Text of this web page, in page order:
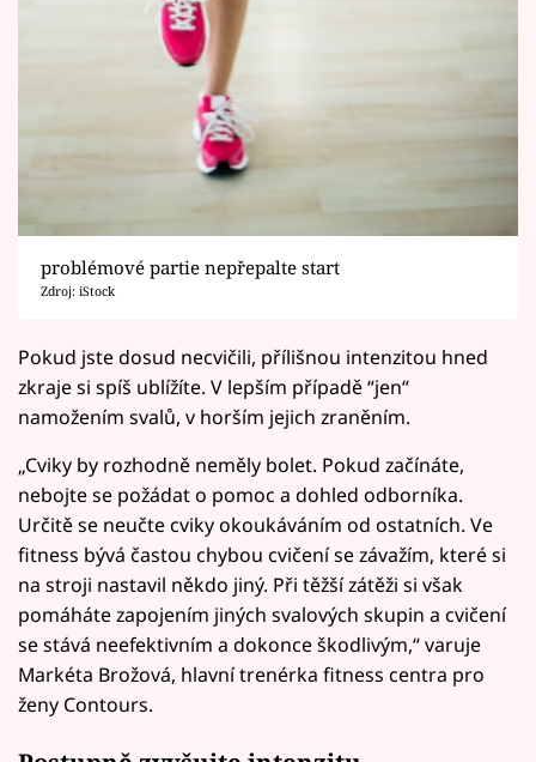
problémové partie nepřepalte start
Zdroj: iStock
Pokud jste dosud necvičili, přílišnou intenzitou hned
zkraje si spíš ublížíte. V lepším případě “jen“
namožením svalů, v horším jejich zraněním.
„Cviky by rozhodně neměly bolet. Pokud začínáte,
nebojte se požádat o pomoc a dohled odborníka.
Určitě se neučte cviky okoukáváním od ostatních. Ve
fitness bývá častou chybou cvičení se závažím, které si
na stroji nastavil někdo jiný. Při těžší zátěži si však
pomáháte zapojením jiných svalových skupin a cvičení
se stává neefektivním a dokonce škodlivým,“ varuje
Markéta Brožová, hlavní trenérka fitness centra pro
ženy Contours.